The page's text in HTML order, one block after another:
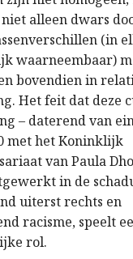
alleen dwars
(in
waarneembaar)
bovendien in
Het feit dat deze
– daterend van
met het Koninklijk
van Paula
in de
uiterst rechts en
racisme, speelt
rol.